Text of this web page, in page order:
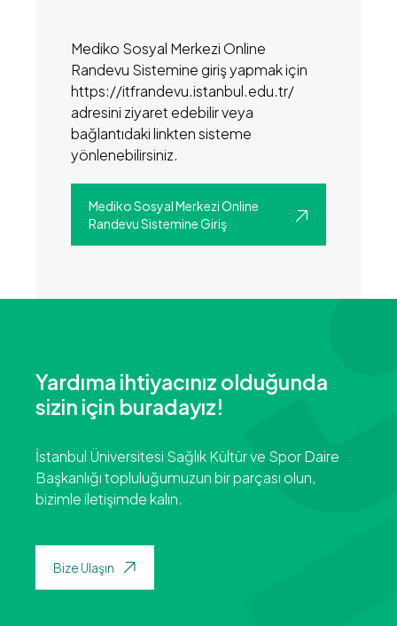
Mediko Sosyal Merkezi Online
Randevu Sistemine giriş yapmak için
https://itfrandevu.istanbul.edu.tr/
adresini ziyaret edebilir veya
bağlantıdaki linkten sisteme
yönlenebilirsiniz.
Mediko Sosyal Merkezi Online
Randevu Sistemine Giriş
Yardıma ihtiyacınız olduğunda
sizin için buradayız!
Bize Ulaşın
İstanbul Üniversitesi Sağlık Kültür ve Spor Daire
Başkanlığı topluluğumuzun bir parçası olun,
bizimle iletişimde kalın.